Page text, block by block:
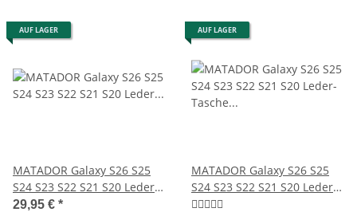
AUF LAGER
MATADOR Galaxy S26 S25
S24 S23 S22 S21 S20 Leder
Quertasche Braun
29,95 € *
AUF LAGER
MATADOR Galaxy S26 S25
S24 S23 S22 S21 S20 Leder-
Tasche Schwarz